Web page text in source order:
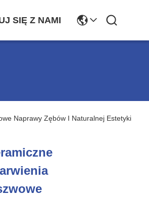
SIĘ Z NAMI
Naprawy Zębów I Naturalnej Estetyki